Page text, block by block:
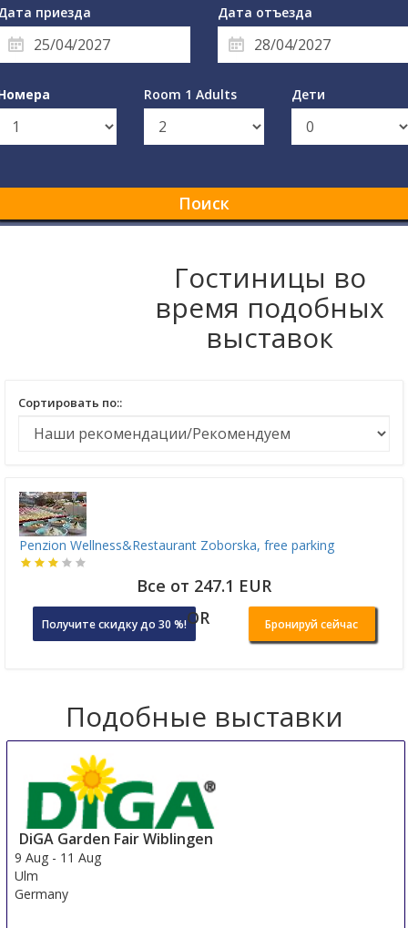
приезда Дата отъезда
Room 1 Adults Дети
Поиск
Гостиницы во
время подобных
выставок
Сортировать по::
Penzion Wellness&Restaurant Zoborska, free parking
Все от 247.1 EUR
Получите скидку до 30 %!OR Бронируй сейчас
Подобные выставки
DiGA Garden Fair Wiblingen
9 Aug - 11 Aug
Ulm
Germany